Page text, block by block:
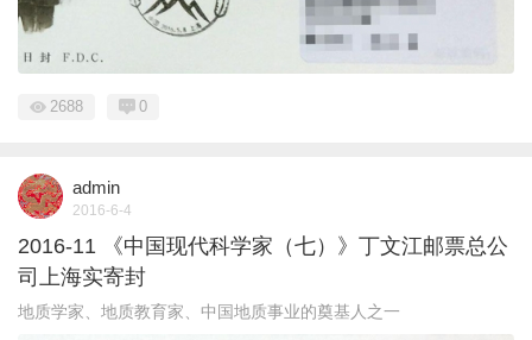
2688 0
admin
2016-6-4
2016-11 《中国现代科学家（七）》丁文江邮票总公
司上海实寄封
地质学家、地质教育家、中国地质事业的奠基人之一